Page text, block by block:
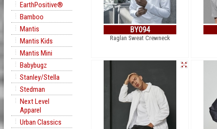
EarthPositive®
Bamboo
Mantis
Mantis Kids
Mantis Mini
Babybugz
Stanley/Stella
Stedman
Next Level
Apparel
Urban Classics
BY094
Raglan Sweat Crewneck